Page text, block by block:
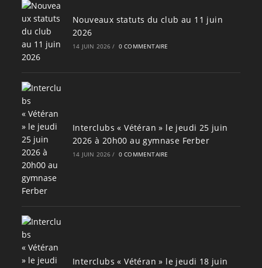
Nouveaux statuts du club au 11 juin
2026
14 JUIN 2026 / 0 COMMENTAIRE
Interclubs « Vétéran » le jeudi 25 juin
2026 à 20h00 au gymnase Ferber
14 JUIN 2026 / 0 COMMENTAIRE
Interclubs « Vétéran » le jeudi 18 juin